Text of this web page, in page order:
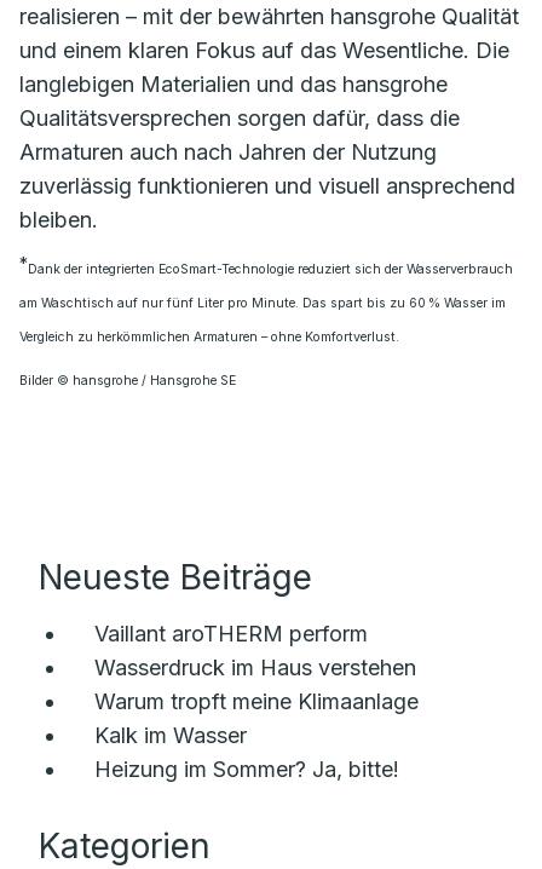
realisieren – mit der bewährten hansgrohe Qualität
und einem klaren Fokus auf das Wesentliche. Die
langlebigen Materialien und das hansgrohe
Qualitätsversprechen sorgen dafür, dass die
Armaturen auch nach Jahren der Nutzung
zuverlässig funktionieren und visuell ansprechend
bleiben.
*Dank der integrierten EcoSmart-Technologie reduziert sich der Wasserverbrauch
am Waschtisch auf nur fünf Liter pro Minute. Das spart bis zu 60 % Wasser im
Vergleich zu herkömmlichen Armaturen – ohne Komfortverlust.
Bilder © hansgrohe / Hansgrohe SE
Neueste Beiträge
Vaillant aroTHERM perform
Wasserdruck im Haus verstehen
Warum tropft meine Klimaanlage
Kalk im Wasser
Heizung im Sommer? Ja, bitte!
Kategorien